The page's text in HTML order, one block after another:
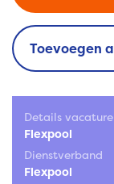
Details vacature
Flexpool
Dienstverband
Flexpool